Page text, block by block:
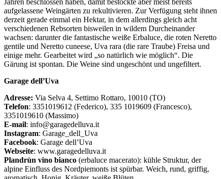
aufgelassene Weingärten zu rekultivieren. Zur Verfügung steht ihnen
derzeit gerade einmal ein Hektar, in dem allerdings gleich acht
verschiedenen Rebsorten bisweilen in wildem Durcheinander
wachsen: darunter die fantastische weiße Erbaluce, die roten Neretto
gentile und Neretto cuneese, Uva rara (die rare Traube) Freisa und
einige mehr. Gearbeitet wird „so natürlich wie möglich“. Die
Gärung ist spontan. Die Weine sind ungeschönt und ungefiltert.
Garage dell’Uva
Adresse: Via Selva 4, Settimo Rottaro, 10010 (TO)
Telefon: 3351019612 (Federico), 335 1019609 (Francesco),
3351019610 (Massimo)
E-mail: info@garagedelluva.it
Instagram: Garage_dell_Uva
Facebook: Garage dell’Uva
Webseite: www.garagedelluva.it
Plandrùn vino bianco (erbaluce macerato): kühle Struktur, der
alpine Einfluss des Nordpiemonts ist spürbar. Weich, rund, griffig,